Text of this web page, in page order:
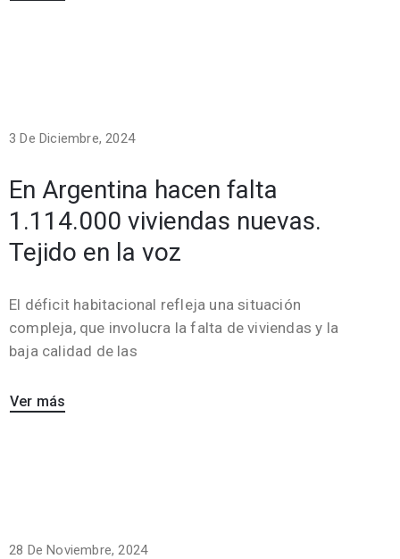
3 De Diciembre, 2024
En Argentina hacen falta
1.114.000 viviendas nuevas.
Tejido en la voz
El déficit habitacional refleja una situación
compleja, que involucra la falta de viviendas y la
baja calidad de las
Ver más
28 De Noviembre, 2024